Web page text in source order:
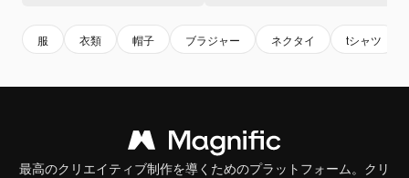
服 衣類 帽子 ブラジャー ネクタイ tシャツ
最高のクリエイティブ制作を導くためのプラットフォーム。クリ